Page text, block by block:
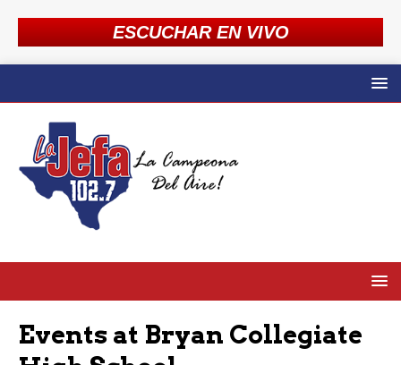
ESCUCHAR EN VIVO
Events at Bryan Collegiate